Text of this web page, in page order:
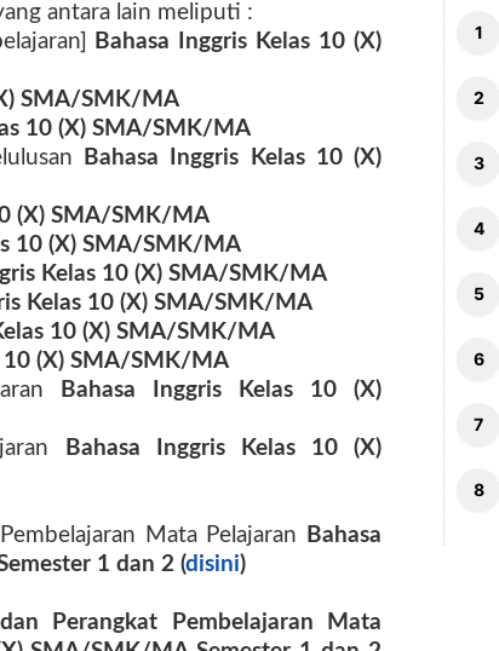
antara lain meliputi :
Bahasa Inggris Kelas 10 (X)
SMA/SMK/MA
10 (X) SMA/SMK/MA
Bahasa Inggris Kelas 10 (X)
(X) SMA/SMK/MA
10 (X) SMA/SMK/MA
Kelas 10 (X) SMA/SMK/MA
Kelas 10 (X) SMA/SMK/MA
10 (X) SMA/SMK/MA
10 (X) SMA/SMK/MA
Bahasa Inggris Kelas 10 (X)
Bahasa Inggris Kelas 10 (X)
Mata Pelajaran
Bahasa
1 dan 2 (disini)
Perangkat Pembelajaran Mata